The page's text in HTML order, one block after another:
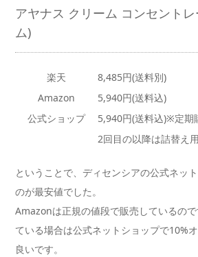
アヤナス クリーム コンセント
ム)
楽天
8,485円(送料別)
Amazon
5,940円(送料込)
公式ショップ
5,940円(送料込)※定期
2回目の以降は詰替え
ということで、ディセンシアの公式ネッ
のが最安値でした。
Amazonは正規の値段で販売しているの
ている場合は公式ネットショップで10%
良いです。